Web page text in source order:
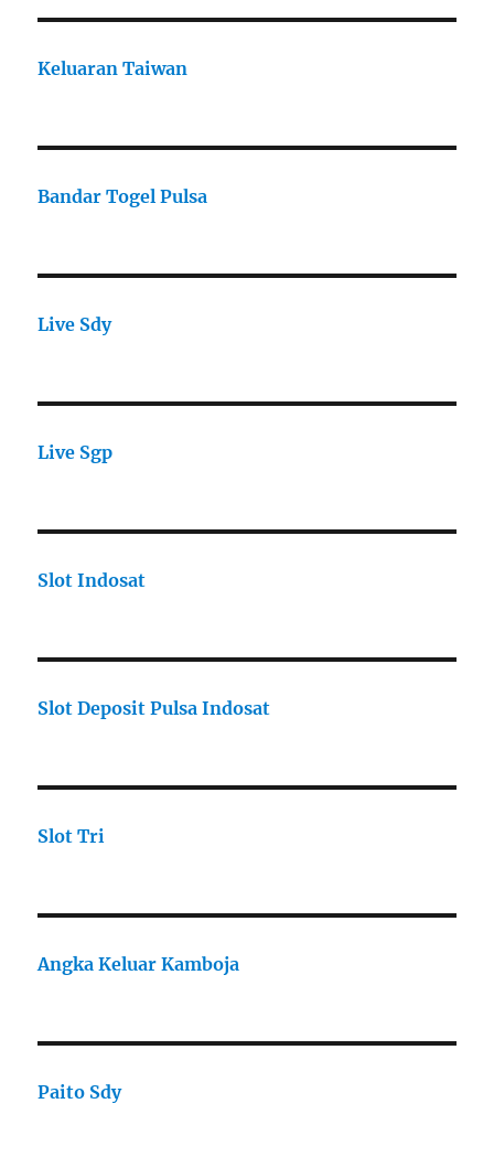
Keluaran Taiwan
Bandar Togel Pulsa
Live Sdy
Live Sgp
Slot Indosat
Slot Deposit Pulsa Indosat
Slot Tri
Angka Keluar Kamboja
Paito Sdy